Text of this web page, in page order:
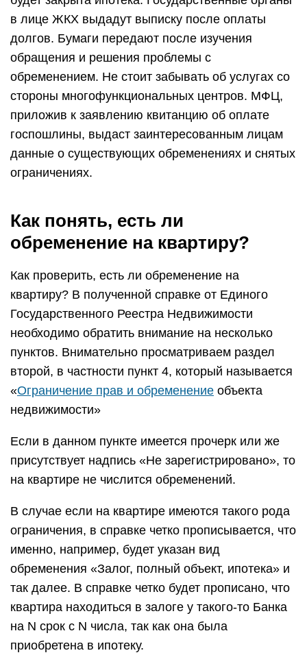
в лице ЖКХ выдадут выписку после оплаты
долгов. Бумаги передают после изучения
обращения и решения проблемы с
обременением. Не стоит забывать об услугах со
стороны многофункциональных центров. МФЦ,
приложив к заявлению квитанцию об оплате
госпошлины, выдаст заинтересованным лицам
данные о существующих обременениях и снятых
ограничениях.
Как понять, есть ли
обременение на квартиру?
Как проверить, есть ли обременение на
квартиру? В полученной справке от Единого
Государственного Реестра Недвижимости
необходимо обратить внимание на несколько
пунктов. Внимательно просматриваем раздел
второй, в частности пункт 4, который называется
«Ограничение прав и обременение объекта
недвижимости»
Если в данном пункте имеется прочерк или же
присутствует надпись «Не зарегистрировано», то
на квартире не числится обременений.
В случае если на квартире имеются такого рода
ограничения, в справке четко прописывается, что
именно, например, будет указан вид
обременения «Залог, полный объект, ипотека» и
так далее. В справке четко будет прописано, что
квартира находиться в залоге у такого-то Банка
на N срок с N числа, так как она была
приобретена в ипотеку.